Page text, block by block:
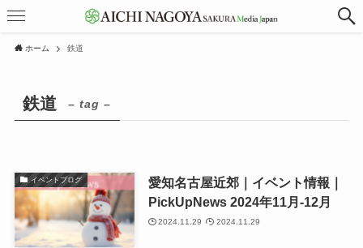
ホーム 鉄道
鉄道 – tag –
イベントブログ
愛知名古屋近郊｜イベント情報｜
PickUpNews 2024年11月-12月
2024.11.29 2024.11.29